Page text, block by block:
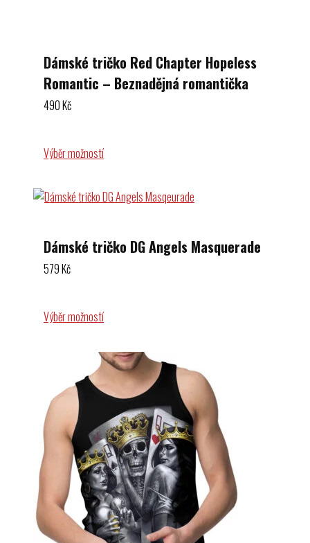
Dámské tričko Red Chapter Hopeless
Romantic – Beznadějná romantička
490Kč
Výběr možností
Dámské tričko DG Angels Masquerade
579Kč
Výběr možností